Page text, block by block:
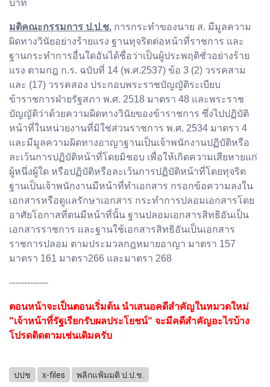
บาท
มติคณะกรรมการ ป.ป.ช. การกระทำของนาย ส. มีมูลความ
ผิดทางวินัยอย่างร้ายแรง ฐานทุจริตต่อหน้าที่ราชการ และ
ฐานกระทำการอื่นใดอันได้ชื่อว่าเป็นผู้ประพฤติชั่วอย่างร้าย
แรง ตามกฎ ก.ร. ฉบับที่ 14 (พ.ศ.2537) ข้อ 3 (2) วรรคสาม
และ (17) วรรคสอง ประกอบพระราชบัญญัติระเบียบ
ข้าราชการฝ่ายรัฐสภา พ.ศ. 2518 มาตรา 48 และพระราช
บัญญัติว่าด้วยความผิดทางวินัยของข้าราชการ ซึ่งไปปฏิบัติ
หน้าที่ในหน่วยงานที่มิใช่ส่วนราชการ พ.ศ. 2534 มาตรา 4
และมีมูลความผิดทางอาญาฐานเป็นเจ้าพนักงานปฏิบัติหรือ
ละเว้นการปฏิบัติหน้าที่โดยมิชอบ เพื่อให้เกิดความเสียหายแก่
ผู้หนึ่งผู้ใด หรือปฏิบัติหรือละเว้นการปฏิบัติหน้าที่โดยทุจริต
ฐานเป็นเจ้าพนักงานมีหน้าที่ทำเอกสาร กรอกข้อความลงใน
เอกสารหรือดูแลรักษาเอกสาร กระทำการปลอมเอกสารโดย
อาศัยโอกาสที่ตนมีหน้าที่นั้น ฐานปลอมเอกสารสิทธิอันเป็น
เอกสารราชการ และฐานใช้เอกสารสิทธิอันเป็นเอกสาร
ราชการปลอม ตามประมวลกฎหมายอาญา มาตรา 157
มาตรา 161 มาตรา266 และมาตรา 268
-------------
ตอนหน้าจะเป็นตอนเริ่มต้น นำเสนอคดีสำคัญในหมวดใหม่
"เจ้าหน้าที่รัฐเรียกรับผลประโยชน์" จะมีคดีสำคัญอะไรบ้าง
โปรดติดตามเช่นเดิมครับ
ปปช x-files พลิกแฟ้มมติ ป.ป.ช.